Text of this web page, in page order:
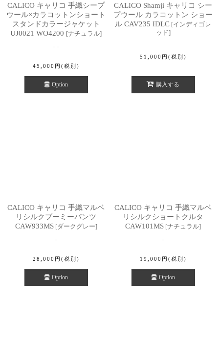
CALICO キャリコ 手織シープ
ウール×カラコットンショート
スタンドカラージャケット
UJ0021 WO4200 [ナチュラル]
45,000 円 (税別)
Option
CALICO Shamji キャリコ シー
プウール カラコットン ショー
ル CAV235 IDLC [インディゴレ
ッド]
51,000 円 (税別)
購入する
CALICO キャリコ 手織マルベ
リシルクブーミーパンツ
CAW933MS [ダークグレー]
28,000 円 (税別)
Option
CALICO キャリコ 手織マルベ
リシルクショートクルタ
CAW101MS [ナチュラル]
19,000 円 (税別)
Option